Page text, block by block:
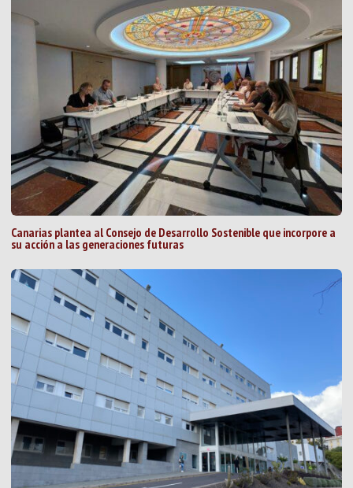
Canarias plantea al Consejo de Desarrollo Sostenible que incorpore a
su acción a las generaciones futuras